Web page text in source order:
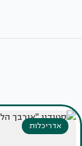
אדריכלות